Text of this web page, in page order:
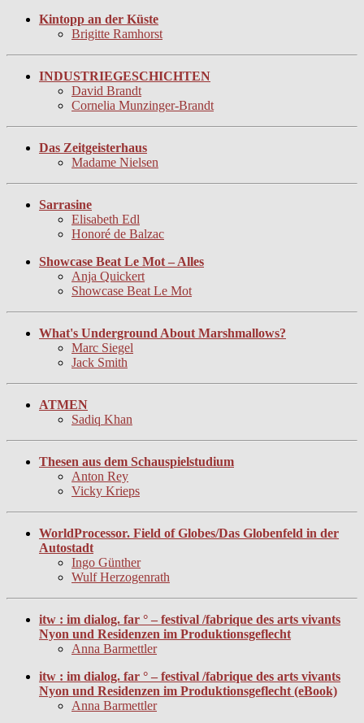
Kintopp an der Küste
Brigitte Ramhorst
INDUSTRIEGESCHICHTEN
David Brandt
Cornelia Munzinger-Brandt
Das Zeitgeisterhaus
Madame Nielsen
Sarrasine
Elisabeth Edl
Honoré de Balzac
Showcase Beat Le Mot – Alles
Anja Quickert
Showcase Beat Le Mot
What's Underground About Marshmallows?
Marc Siegel
Jack Smith
ATMEN
Sadiq Khan
Thesen aus dem Schauspielstudium
Anton Rey
Vicky Krieps
WorldProcessor. Field of Globes/Das Globenfeld in der
Autostadt
Ingo Günther
Wulf Herzogenrath
itw : im dialog. far ° – festival /fabrique des arts vivants
Nyon und Residenzen im Produktionsgeflecht
Anna Barmettler
itw : im dialog. far ° – festival /fabrique des arts vivants
Nyon und Residenzen im Produktionsgeflecht (eBook)
Anna Barmettler